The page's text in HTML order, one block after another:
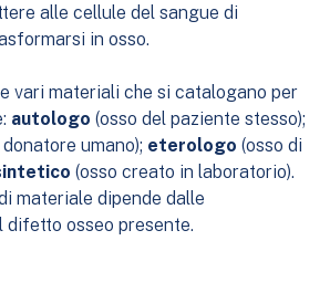
alle cellule del sangue di
in osso.
vari materiali che si catalogano per
autologo (osso del paziente stesso);
umano); eterologo (osso di
(osso creato in laboratorio).
materiale dipende dalle
osseo presente.